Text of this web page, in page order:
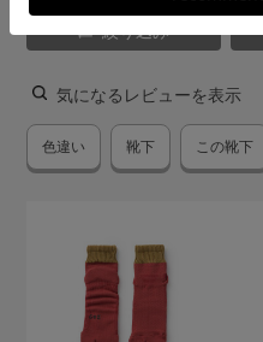
絞り込み
気になるレビューを表示
色違い 靴下 この靴下